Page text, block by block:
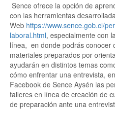
Sence ofrece la opción de
con las herramientas
Web https://www.sence.gob.cl/
laboral.html, especialmente con
línea, en donde podrás conocer
materiales preparados por
ayudarán en distintos temas
cómo enfrentar una entrevista,
Facebook de Sence Aysén las
talleres en línea de creación de
de preparación ante una